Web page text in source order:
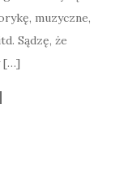
muzyczne,
Sądzę, że
[…]